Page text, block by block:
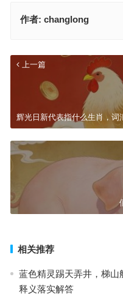
作者: changlong
上一篇
辉光日新代表指什么生肖，词
相关推荐
蓝色精灵踢天弄井，梯
释义落实解答